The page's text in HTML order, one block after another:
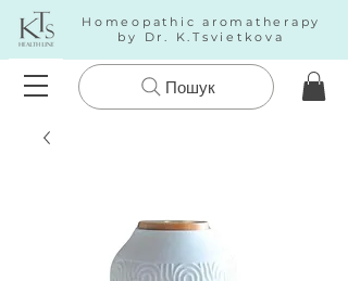
Homeopathic aromatherapy
by Dr. K.Tsvietkova
Пошук